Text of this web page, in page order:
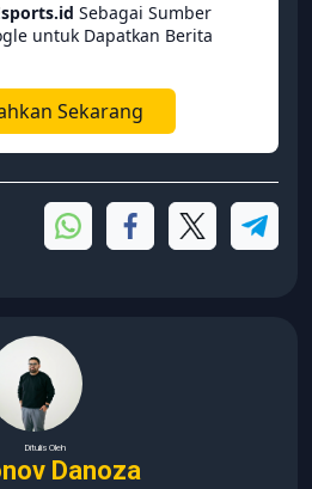
Sebagai Sumber
untuk Dapatkan Berita
Sekarang
Ditulis Oleh
Danoza